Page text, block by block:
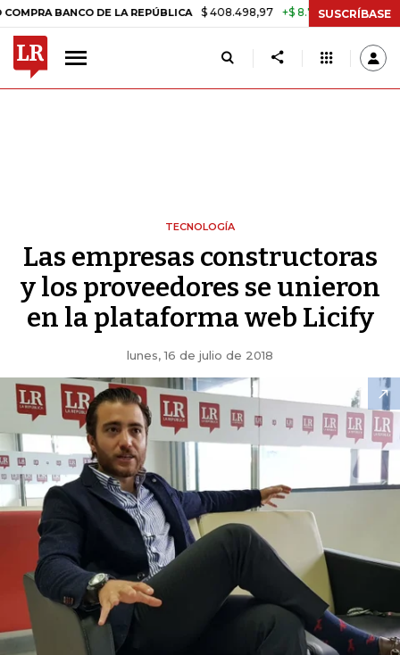
BANCO DE LA REPÚBLICA $ 408.498,97 +$ 8.753,81 +2,19% TASA
SUSCRÍBASE
TECNOLOGÍA
Las empresas constructoras
y los proveedores se unieron
en la plataforma web Licify
lunes, 16 de julio de 2018